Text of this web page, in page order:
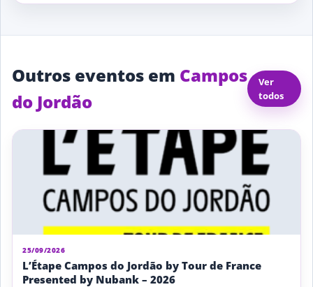
Outros eventos em Campos
do Jordão
Ver
todos
25/09/2026
L’Étape Campos do Jordão by Tour de France
Presented by Nubank – 2026